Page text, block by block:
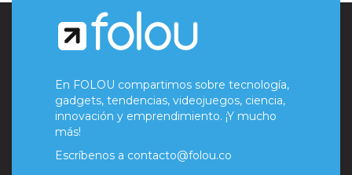
En FOLOU compartimos sobre tecnología,
gadgets, tendencias, videojuegos, ciencia,
innovación y emprendimiento. ¡Y mucho
más!
Escríbenos a contacto@folou.co